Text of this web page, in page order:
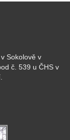
Sokolově v
č. 539 u ČHS v